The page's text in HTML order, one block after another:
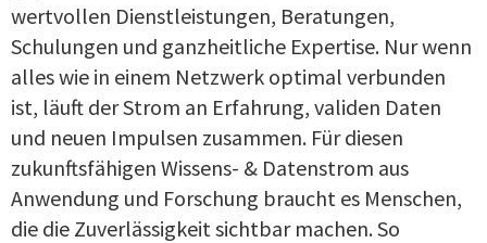
wertvollen Dienst­leistungen, Beratungen,
Schulun­gen und ganzheitliche Expertise. Nur wenn
alles wie in einem Netzwerk optimal verbunden
ist, läuft der Strom an Erfahrung, validen Daten
und neuen Impulsen zusammen. Für diesen
zukunftsfähigen Wissens- & Datenstrom aus
Anwendung und Forschung braucht es Menschen,
die die Zuverlässigkeit sichtbar machen. So